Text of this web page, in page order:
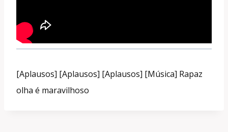
[Aplausos] [Aplausos] [Aplausos] [Música] Rapaz
olha é maravilhoso